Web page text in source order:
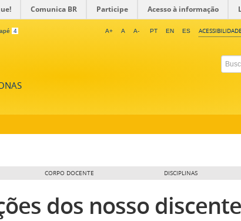
Comunica BR Participe Acesso à informação
4 ACESSIBILIDADE
A+ A A- PT EN ES
CORPO DOCENTE DISCIPLINAS
dos nosso